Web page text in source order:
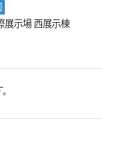
展示場 西展示棟